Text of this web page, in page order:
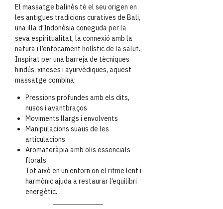
El massatge balinès té el seu origen en
les antigues tradicions curatives de Bali,
una illa d’Indonèsia coneguda per la
seva espiritualitat, la connexió amb la
natura i l’enfocament holístic de la salut.
Inspirat per una barreja de tècniques
hindús, xineses i ayurvèdiques, aquest
massatge combina:
Pressions profundes amb els dits,
nusos i avantbraços
Moviments llargs i envolvents
Manipulacions suaus de les
articulacions
Aromateràpia amb olis essencials
florals
Tot això en un entorn on el ritme lent i
harmònic ajuda a restaurar l’equilibri
energètic.